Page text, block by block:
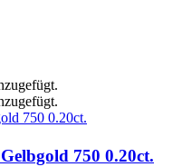
750 0.20ct.